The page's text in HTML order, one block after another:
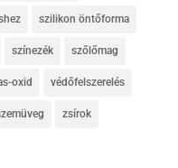
szilikon öntőforma
színezék szőlőmag
oxid védőfelszerelés
zsírok